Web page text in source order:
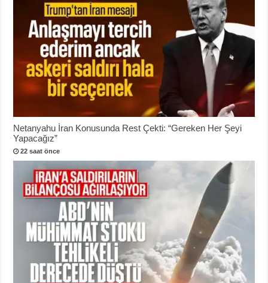
Netanyahu İran Konusunda Rest Çekti: “Gereken Her Şeyi
Yapacağız”
22 saat önce